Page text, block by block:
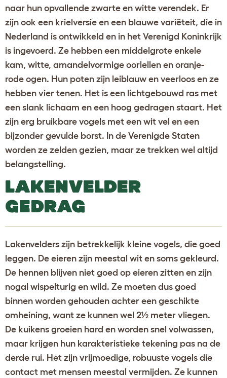
naar hun opvallende zwarte en witte verendek. Er
zijn ook een krielversie en een blauwe variëteit, die in
Nederland is ontwikkeld en in het Verenigd Koninkrijk
is ingevoerd. Ze hebben een middelgrote enkele
kam, witte, amandelvormige oorlellen en oranje-
rode ogen. Hun poten zijn leiblauw en veerloos en ze
hebben vier tenen. Het is een lichtgebouwd ras met
een slank lichaam en een hoog gedragen staart. Het
zijn erg bruikbare vogels met een wit vel en een
bijzonder gevulde borst. In de Verenigde Staten
worden ze zelden gezien, maar ze trekken wel altijd
belangstelling.
LAKENVELDER
GEDRAG
Lakenvelders zijn betrekkelijk kleine vogels, die goed
leggen. De eieren zijn meestal wit en soms gekleurd.
De hennen blijven niet goed op eieren zitten en zijn
nogal wispelturig en wild. Ze moeten dus goed
binnen worden gehouden achter een geschikte
omheining, want ze kunnen wel 2½ meter vliegen.
De kuikens groeien hard en worden snel volwassen,
maar krijgen hun karakteristieke tekening pas na de
derde rui. Het zijn vrijmoedige, robuuste vogels die
contact met mensen meestal vermijden. Ze kunnen